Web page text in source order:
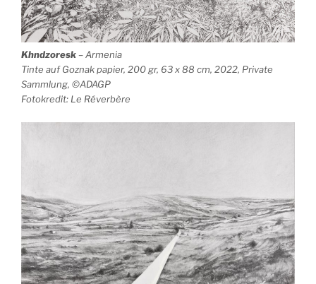
Khndzoresk– Armenia
Tinte auf Goznak papier, 200 gr, 63 x 88 cm, 2022, Private
Sammlung, ©ADAGP
Fotokredit: Le Réverbère